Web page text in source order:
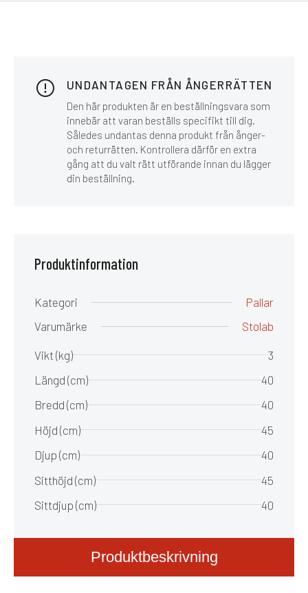
UNDANTAGEN FRÅN ÅNGERRÄTTEN
Den här produkten är en beställningsvara som
innebär att varan beställs specifikt till dig.
Således undantas denna produkt från ånger-
och returrätten. Kontrollera därför en extra
gång att du valt rätt utförande innan du lägger
din beställning.
Produktbeskrivning
Produktinformation
Kategori
Pallar
Varumärke
Stolab
Vikt (kg)
3
Längd (cm)
40
Bredd (cm)
40
Höjd (cm)
45
Djup (cm)
40
Sitthöjd (cm)
45
Sittdjup (cm)
40